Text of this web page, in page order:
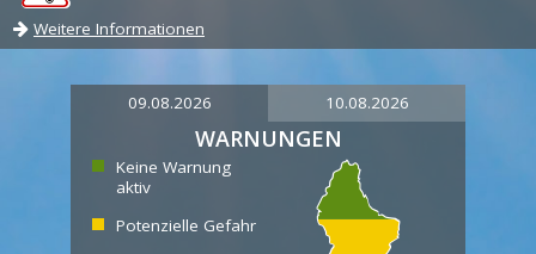
Weitere Informationen
09.08.2026 10.08.2026
WARNUNGEN
Keine Warnung
aktiv
Potenzielle Gefahr